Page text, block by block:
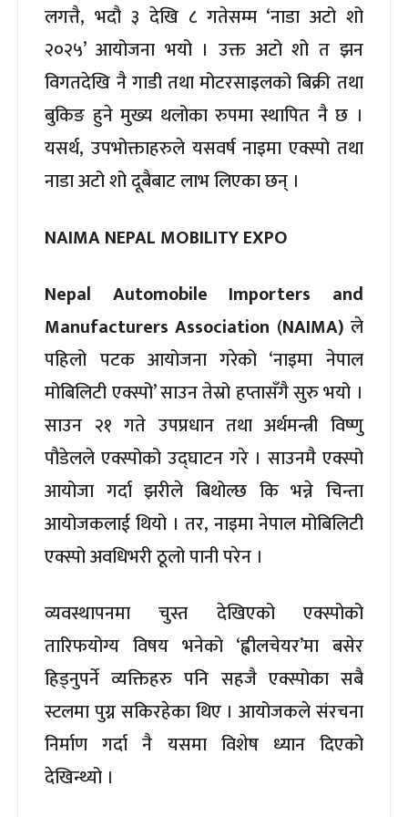
लगत्तै, भदौ ३ देखि ८ गतेसम्म ‘नाडा अटो शो
२०२५’ आयोजना भयो । उक्त अटो शो त झन
विगतदेखि नै गाडी तथा मोटरसाइलको बिक्री तथा
बुकिङ हुने मुख्य थलोका रुपमा स्थापित नै छ ।
यसर्थ, उपभोक्ताहरुले यसवर्ष नाइमा एक्स्पो तथा
नाडा अटो शो दूबैबाट लाभ लिएका छन् ।
NAIMA NEPAL MOBILITY EXPO
Nepal Automobile Importers and
Manufacturers Association (NAIMA) ले
पहिलो पटक आयोजना गरेको ‘नाइमा नेपाल
मोबिलिटी एक्स्पो’ साउन तेस्रो हप्तासँगै सुरु भयो ।
साउन २१ गते उपप्रधान तथा अर्थमन्त्री विष्णु
पौडेलले एक्स्पोको उद्घाटन गरे । साउनमै एक्स्पो
आयोजा गर्दा झरीले बिथोल्छ कि भन्ने चिन्ता
आयोजकलाई थियो । तर, नाइमा नेपाल मोबिलिटी
एक्स्पो अवधिभरी ठूलो पानी परेन ।
व्यवस्थापनमा चुस्त देखिएको एक्स्पोको
तारिफयोग्य विषय भनेको ‘ह्वीलचेयर’मा बसेर
हिड्नुपर्ने व्यक्तिहरु पनि सहजै एक्स्पोका सबै
स्टलमा पुग्न सकिरहेका थिए । आयोजकले संरचना
निर्माण गर्दा नै यसमा विशेष ध्यान दिएको
देखिन्थ्यो ।